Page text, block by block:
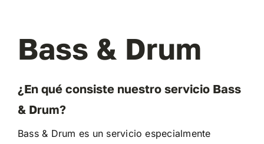
Bass & Drum
¿En qué consiste nuestro servicio Bass
& Drum?
Bass & Drum es un servicio especialmente